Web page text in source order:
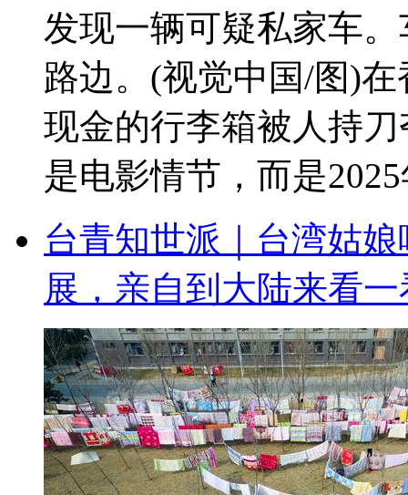
发现一辆可疑私家车
路边。(视觉中国/图)
现金的行李箱被人持
是电影情节，而是2025
台青知世派｜台湾姑
展，亲自到大陆来看一